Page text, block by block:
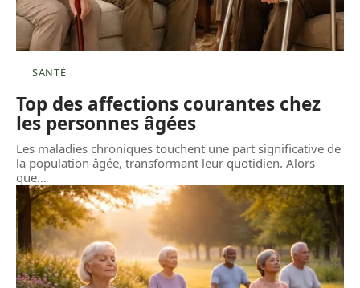
SANTÉ
Top des affections courantes chez
les personnes âgées
Les maladies chroniques touchent une part significative de
la population âgée, transformant leur quotidien. Alors
que…